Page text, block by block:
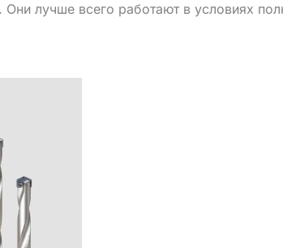
лучше всего работают в условиях